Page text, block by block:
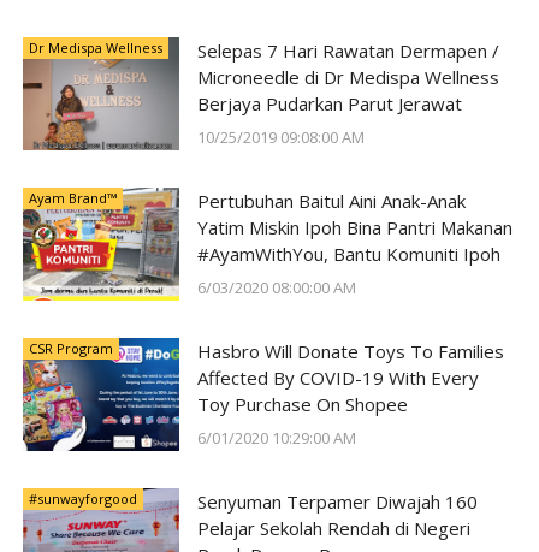
Dr Medispa Wellness
Selepas 7 Hari Rawatan Dermapen /
Microneedle di Dr Medispa Wellness
Berjaya Pudarkan Parut Jerawat
10/25/2019 09:08:00 AM
Ayam Brand™
Pertubuhan Baitul Aini Anak-Anak
Yatim Miskin Ipoh Bina Pantri Makanan
#AyamWithYou, Bantu Komuniti Ipoh
6/03/2020 08:00:00 AM
CSR Program
Hasbro Will Donate Toys To Families
Affected By COVID-19 With Every
Toy Purchase On Shopee
6/01/2020 10:29:00 AM
#sunwayforgood
Senyuman Terpamer Diwajah 160
Pelajar Sekolah Rendah di Negeri